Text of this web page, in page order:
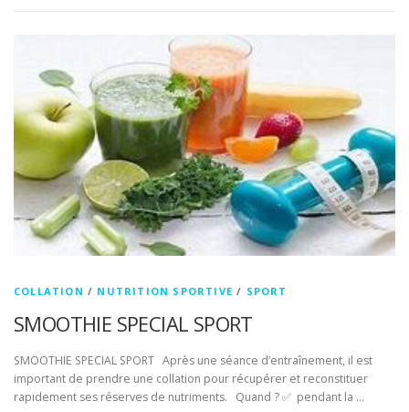
COLLATION / NUTRITION SPORTIVE / SPORT
SMOOTHIE SPECIAL SPORT
SMOOTHIE SPECIAL SPORT Après une séance d’entraînement, il est
important de prendre une collation pour récupérer et reconstituer
rapidement ses réserves de nutriments. Quand ? ✅ pendant la …